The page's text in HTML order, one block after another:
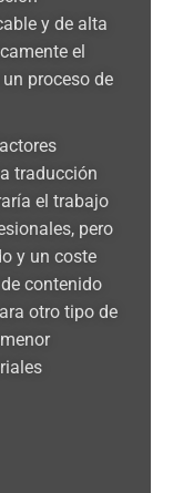
y de alta
el
proceso de
traducción
el trabajo
pero
y un coste
contenido
otro tipo de